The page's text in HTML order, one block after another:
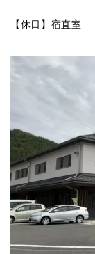
【休日】宿直室